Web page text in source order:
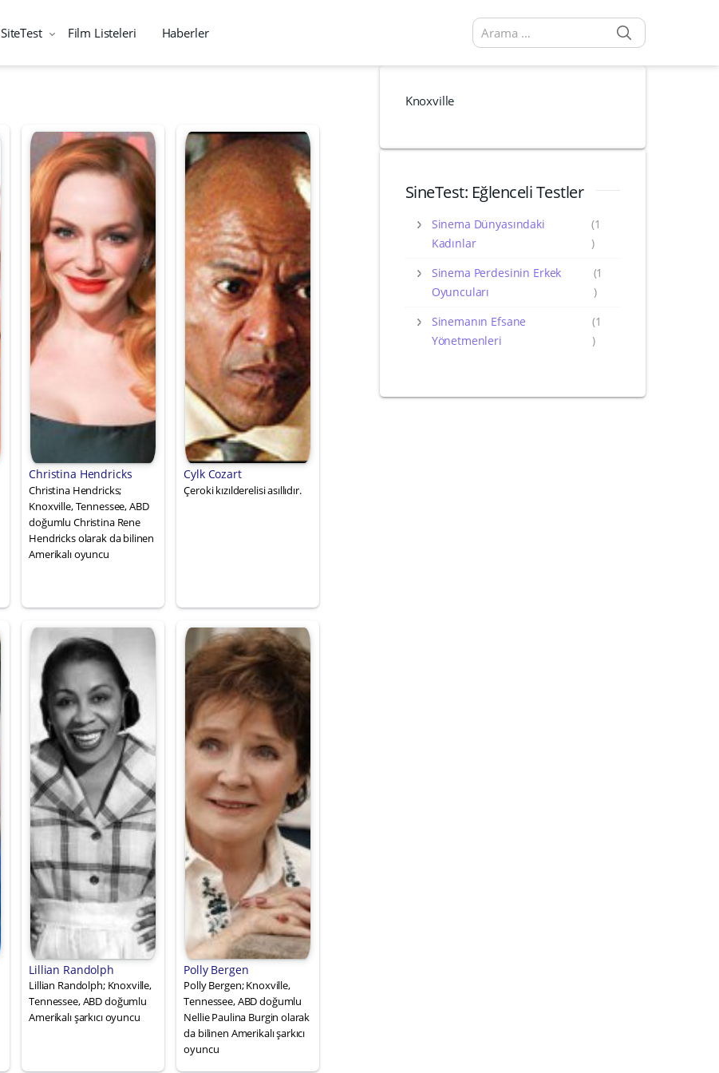
SiteTest Film Listeleri Haberler
Arama sonuçları:
Christina Hendricks
Christina Hendricks;
Knoxville, Tennessee, ABD
doğumlu Christina Rene
Hendricks olarak da bilinen
Amerikalı oyuncu
Cylk Cozart
Çeroki kızılderelisi asıllıdır.
Lillian Randolph
Lillian Randolph; Knoxville,
Tennessee, ABD doğumlu
Amerikalı şarkıcı oyuncu
Polly Bergen
Polly Bergen; Knoxville,
Tennessee, ABD doğumlu
Nellie Paulina Burgin olarak
da bilinen Amerikalı şarkıcı
oyuncu
Knoxville
SineTest: Eğlenceli Testler
Sinema Dünyasındaki
Kadınlar
(1
)
Sinema Perdesinin Erkek
Oyuncuları
(1
)
Sinemanın Efsane
Yönetmenleri
(1
)